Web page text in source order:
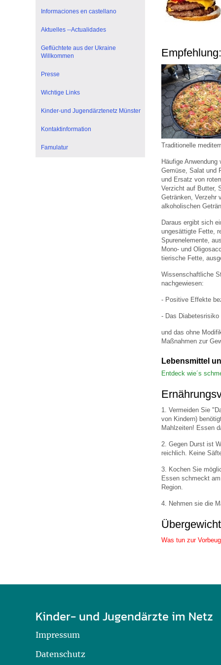
U0-Vorsorge
Informaciones en castellano
Aktuelles --Actualidades
Geflüchtete aus der Ukraine
Willkommen
Presse
Wichtige Links
Kinder-und Jugendärztenetz Münster
Kontaktinformation
Famulatur Traditionelle
Häufige
Gemüse, Salat und
und Ersatz von
Verzicht auf Butter,
Getränken, Verzehr
alkoholischen
Daraus ergibt sich
ungesättigte Fette,
Spurenelemente,
Mono- und
tierische Fette,
Wissenschaftliche
nachgewiesen:
- Positive Effekte
- Das
und das ohne
Maßnahmen zur
Lebensmittel
Entdeck wie´s
1. Vermeiden Sie
von Kindern)
Mahlzeiten! Essen
2. Gegen Durst ist
reichlich. Keine
3. Kochen Sie
Essen schmeckt
Region.
4. Nehmen sie die
Was tun zur
Kinder- und Jugendärzte im Netz
Impressum
Datenschutz